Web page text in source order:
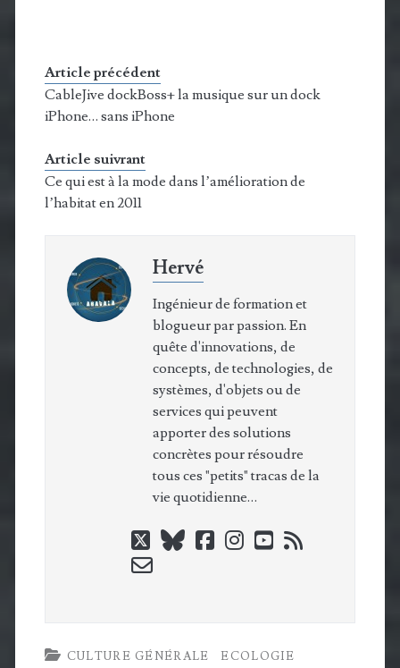
Article précédent
CableJive dockBoss+ la musique sur un dock
iPhone… sans iPhone
Article suivrant
Ce qui est à la mode dans l’amélioration de
l’habitat en 2011
Hervé
Ingénieur de formation et
blogueur par passion. En
quête d'innovations, de
concepts, de technologies, de
systèmes, d'objets ou de
services qui peuvent
apporter des solutions
concrètes pour résoudre
tous ces "petits" tracas de la
vie quotidienne…
twitterblueskyfacebook
instagram
youtube
rss
email-
CULTURE GÉNÉRALE ECOLOGIE